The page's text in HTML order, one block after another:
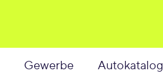
Gewerbe Autokatalog